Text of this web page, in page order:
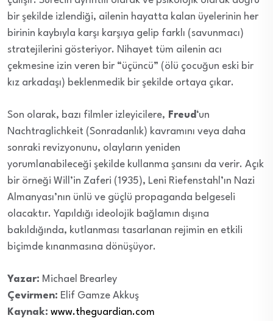
bir şekilde izlendiği, ailenin hayatta kalan üyelerinin her
birinin kaybıyla karşı karşıya gelip farklı (savunmacı)
stratejilerini gösteriyor. Nihayet tüm ailenin acı
çekmesine izin veren bir “üçüncü” (ölü çocuğun eski bir
kız arkadaşı) beklenmedik bir şekilde ortaya çıkar.
Son olarak, bazı filmler izleyicilere, Freud ‘un
Nachtraglichkeit (Sonradanlık) kavramını veya daha
sonraki revizyonunu, olayların yeniden
yorumlanabileceği şekilde kullanma şansını da verir. Açık
bir örneği Will’in Zaferi (1935), Leni Riefenstahl’ın Nazi
Almanyası’nın ünlü ve güçlü propaganda belgeseli
olacaktır. Yapıldığı ideolojik bağlamın dışına
bakıldığında, kutlanması tasarlanan rejimin en etkili
biçimde kınanmasına dönüşüyor.
Yazar: Michael Brearley
Çevirmen: Elif Gamze Akkuş
Kaynak: www.theguardian.com